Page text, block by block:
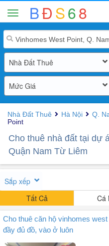
BĐS68
Nhà Đất Thuê
Mức Giá
Nhà Đất Thuê Hà Nội Q.
Point
Cho thuê nhà đất tại dự
Quận Nam Từ Liêm
Sắp xếp
Tất Cả
Cá
Cho thuê căn hộ vinhomes
đầy đủ đồ, vào ở luôn